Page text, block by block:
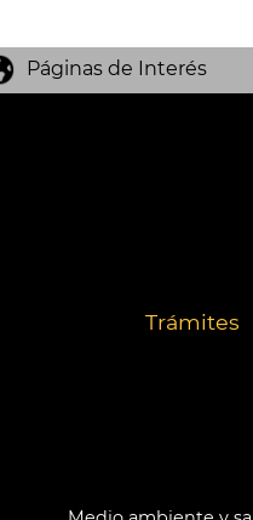
Páginas de Interés
Trámites